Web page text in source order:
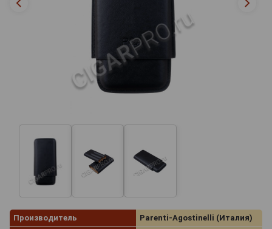
Производитель
Parenti-Agostinelli (Италия)